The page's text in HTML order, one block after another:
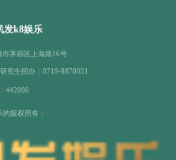
发k8娱乐
茅箭区上海路16号
究生招办：0719-8878051
442000
版权所有：